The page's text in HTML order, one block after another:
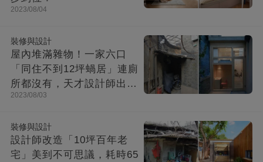
2023/08/04
裝修與設計
屋內堆滿雜物！一家六口
「同住不到12坪蝸居」連廁
所都沒有，天才設計師出馬
「打造功能齊全迷你房」成
2023/08/03
裝修與設計
設計師改造「10坪百年老
宅」美到不可思議，耗時65